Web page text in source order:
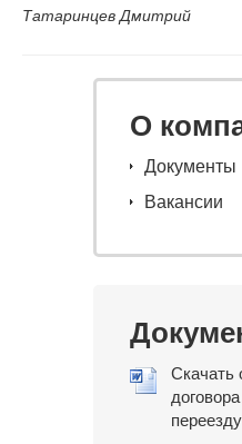
Татаринцев Дмитрий
О
Документы
Вакансии
Скачать
переезду